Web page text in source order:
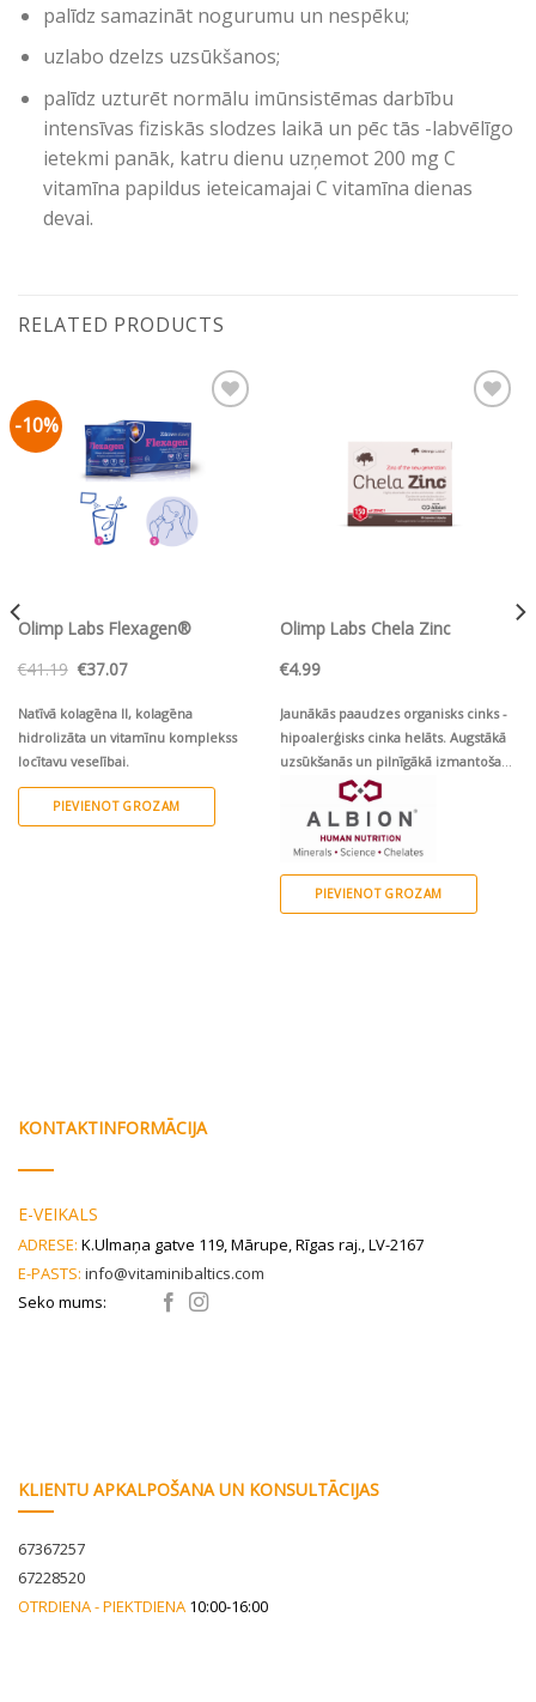
palīdz samazināt nogurumu un nespēku;
uzlabo dzelzs uzsūkšanos;
palīdz uzturēt normālu imūnsistēmas darbību
intensīvas fiziskās slodzes laikā un pēc tās -labvēlīgo
ietekmi panāk, katru dienu uzņemot 200 mg C
vitamīna papildus ieteicamajai C vitamīna dienas
devai.
RELATED PRODUCTS
-10%
Pievienot vēlmju
sarakstam
Olimp Labs Flexagen®
€41.19 Original
€41.19.
€37.07Current
€37.07.
Natīvā kolagēna II, kolagēna
hidrolizāta un vitamīnu komplekss
locītavu veselībai.
PIEVIENOT GROZAM
sarakstam
Olimp Labs Chela Zinc
€4.99
Jaunākās paaudzes organisks cinks -
hipoalerģisks cinka helāts. Augstākā
uzsūkšanās un pilnīgākā izmantošana
organismā
PIEVIENOT GROZAM
KONTAKTINFORMĀCIJA
E-VEIKALS
ADRESE: K.Ulmaņa gatve 119, Mārupe, Rīgas raj., LV-2167
E-PASTS: info@vitaminibaltics.com
Seko mums:
KLIENTU APKALPOŠANA UN KONSULTĀCIJAS
67367257
67228520
OTRDIENA - PIEKTDIENA 10:00-16:00